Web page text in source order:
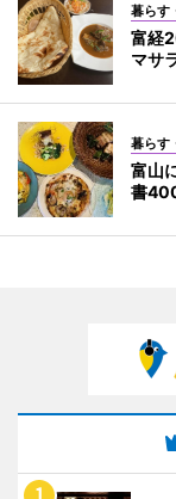
暮らす
富経
マサ
暮らす
富山
書